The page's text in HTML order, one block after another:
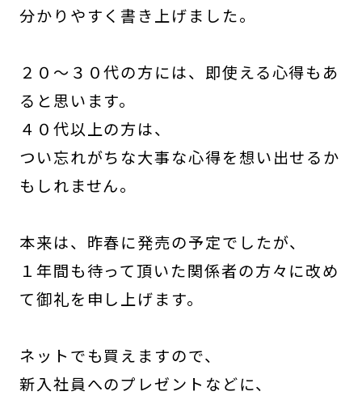
分かりやすく書き上げました。
２０～３０代の方には、即使える心得もあ
ると思います。
４０代以上の方は、
つい忘れがちな大事な心得を想い出せるか
もしれません。
本来は、昨春に発売の予定でしたが、
１年間も待って頂いた関係者の方々に改め
て御礼を申し上げます。
ネットでも買えますので、
新入社員へのプレゼントなどに、